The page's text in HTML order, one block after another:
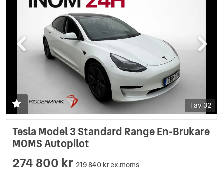
1 av 32
Tesla Model 3 Standard Range En-Brukare
MOMS Autopilot
274 800 kr 219 840 kr ex.moms